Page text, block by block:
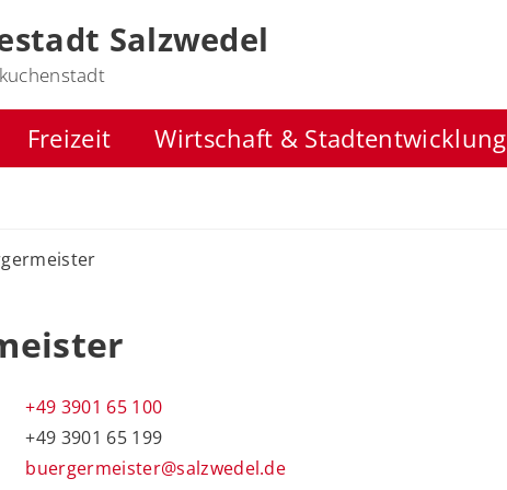
Salzwedel
Freizeit Wirtschaft & Stadtentwicklung
+49 3901 65 100
+49 3901 65 199
buergermeister@salzwedel.de